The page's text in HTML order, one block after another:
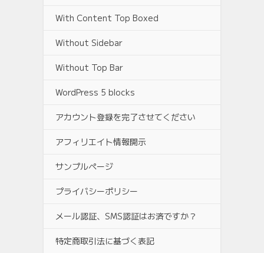
With Content Top Boxed
Without Sidebar
Without Top Bar
WordPress 5 blocks
アカウント登録を完了させてください
アフィリエイト情報開示
サンプルページ
プライバシーポリシー
メール認証、SMS認証はお済ですか？
特定商取引法に基づく表記